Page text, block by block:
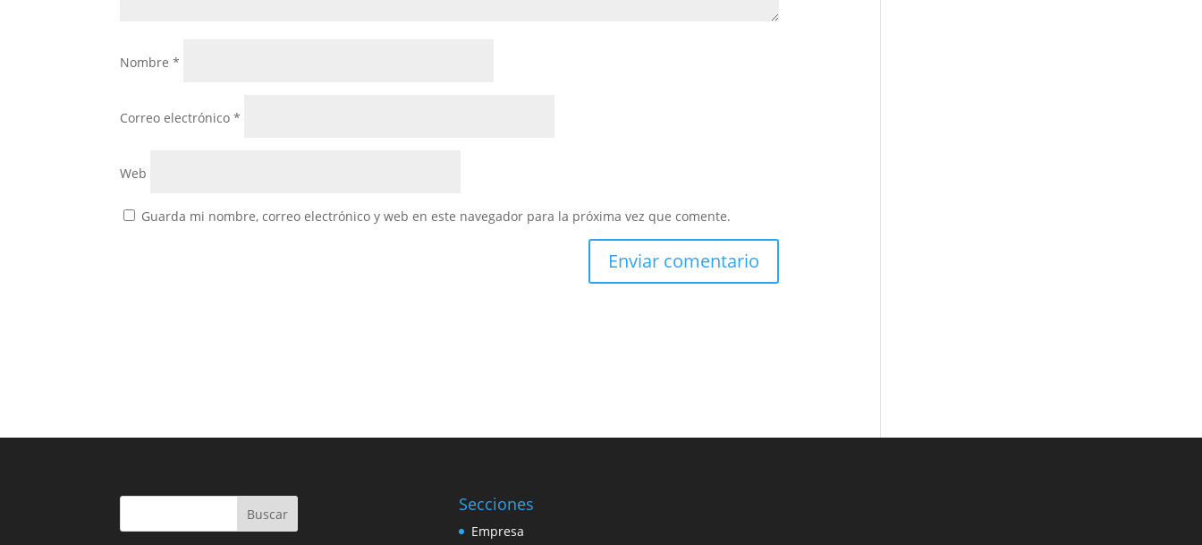
Nombre*
Correo electrónico*
Web
Guarda mi nombre, correo electrónico y web en este navegador para la próxima vez que comente.
Buscar Secciones
Empresa